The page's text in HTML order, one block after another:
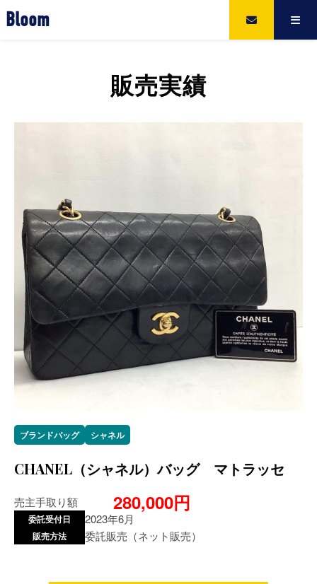
Bloom
販売実績
ブランドバッグ シャネル
CHANEL（シャネル）バッグ マトラッセ
売主手取り額 280,000円
委託受付日 2023年6月
販売方法 委託販売（ネット販売）